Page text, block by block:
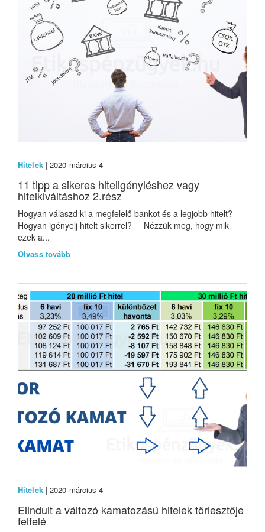
Hitelek| 2020 március 4
11 tipp a sikeres hiteligényléshez vagy
hitelkiváltáshoz 2.rész
Hogyan válaszd ki a megfelelő bankot és a legjobb hitelt?
Hogyan igényelj hitelt sikerrel? Nézzük meg, hogy mik
ezek a...
Olvass tovább
Hitelek| 2020 március 4
Elindult a változó kamatozású hitelek törlesztője
felfelé